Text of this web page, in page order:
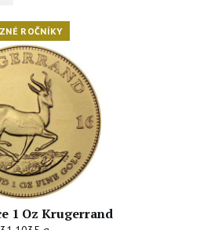
ROČNÍKY
1 Oz Krugerrand